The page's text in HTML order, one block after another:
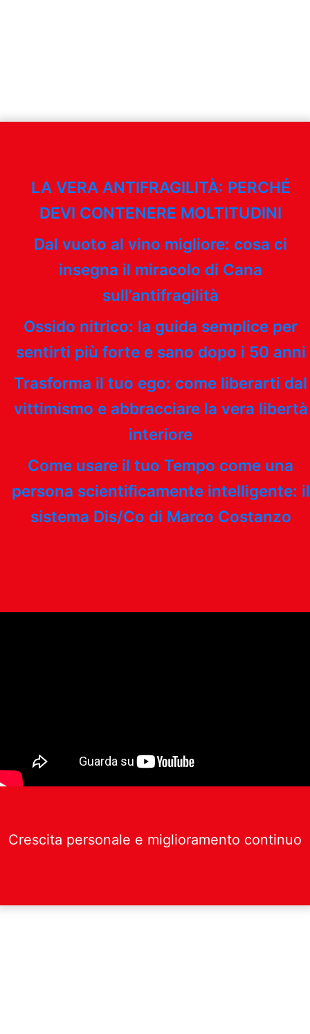
LA VERA ANTIFRAGILITÀ: PERCHÉ
DEVI CONTENERE MOLTITUDINI
Dal vuoto al vino migliore: cosa ci
insegna il miracolo di Cana
sull’antifragilità
Ossido nitrico: la guida semplice per
sentirti più forte e sano dopo i 50 anni
Trasforma il tuo ego: come liberarti dal
vittimismo e abbracciare la vera libertà
interiore
Come usare il tuo Tempo come una
persona scientificamente intelligente: il
sistema Dis/Co di Marco Costanzo
Crescita personale e miglioramento continuo